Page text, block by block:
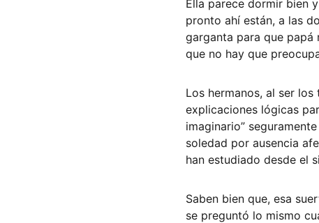
Ella parece dormir bien
pronto ahí están, a las
garganta para que
que no hay que
Los hermanos, al ser
explicaciones lógicas
imaginario”
soledad por ausencia
han estudiado desde el
Saben bien que, esa
se preguntó lo mismo